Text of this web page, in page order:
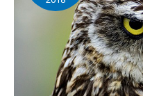
στο
σχολικό
πλαίσιο